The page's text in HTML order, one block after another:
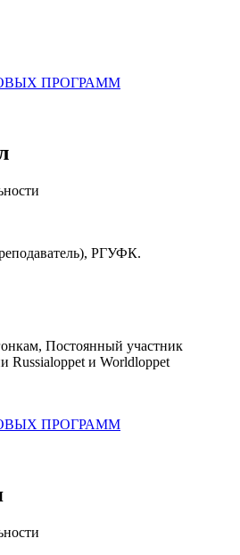
ПРОГРАММ
РГУФК.
Постоянный участник
Russialoppet и Worldloppet
ПРОГРАММ